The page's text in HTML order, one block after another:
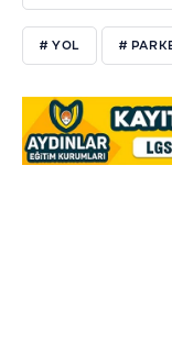
# YOL #